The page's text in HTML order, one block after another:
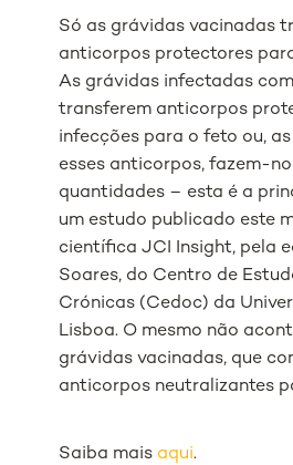
Só as grávidas vacinadas
anticorpos protectores
As grávidas infectadas
transferem anticorpos
infecções para o feto ou,
esses anticorpos, fazem-
quantidades – esta é a
um estudo publicado este
científica JCI Insight, pela
Soares, do Centro de
Crónicas (Cedoc) da
Lisboa. O mesmo não
grávidas vacinadas, que
anticorpos neutralizantes
Saiba mais aqui.